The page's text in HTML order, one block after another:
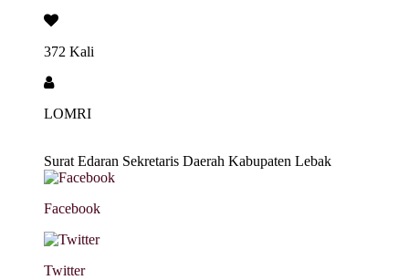
372 Kali
LOMRI
Surat Edaran Sekretaris Daerah Kabupaten Lebak
Facebook
Twitter